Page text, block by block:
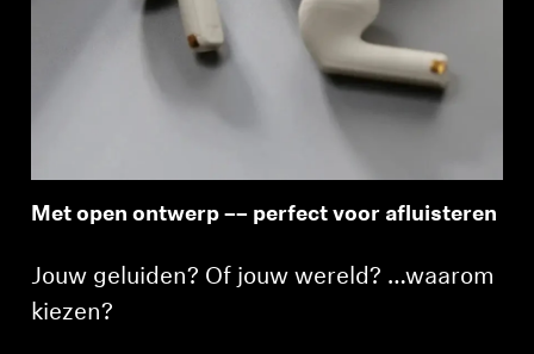
Met open ontwerp –– perfect voor afluisteren
Jouw geluiden? Of jouw wereld? …waarom
kiezen?